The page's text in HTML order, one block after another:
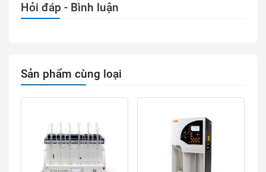
Hỏi đáp - Bình luận
Sản phẩm cùng loại